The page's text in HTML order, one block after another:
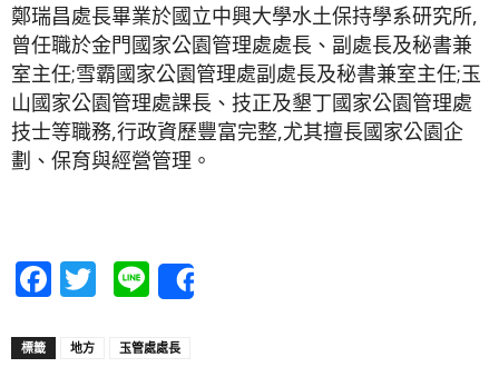
鄭瑞昌處長畢業於國立中興大學水土保持學系研究所,
曾任職於金門國家公園管理處處長、副處長及秘書兼
室主任;雪霸國家公園管理處副處長及秘書兼室主任;玉
山國家公園管理處課長、技正及墾丁國家公園管理處
技士等職務,行政資歷豐富完整,尤其擅長國家公園企
劃、保育與經營管理。
Facebook
Twitter
Line
標籤 地方 玉管處處長